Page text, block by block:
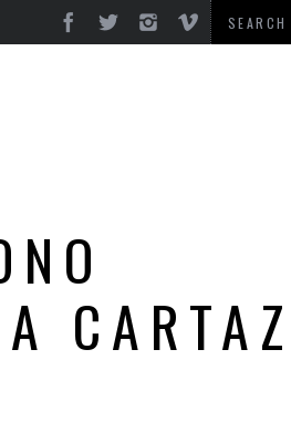
CARTAZ